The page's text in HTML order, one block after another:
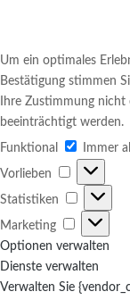
Um ein optimales
Bestätigung stimmen
Ihre Zustimmung
beeinträchtigt werden.
Funktional Immer
Vorlieben Vorlieben
Statistiken
Marketing Marketing
Optionen verwalten
Dienste verwalten
Verwalten Sie